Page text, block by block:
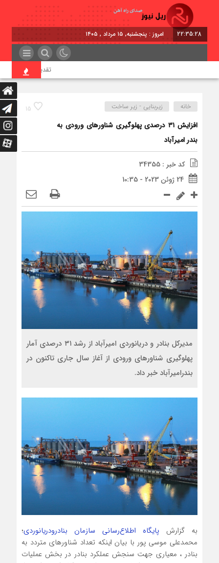
22:35:28 امروز : پنجشنبه, ۱۵ مرداد , ۱۴۰۵
تقدیر معاون اول
15 خانه زیربنایی - زیر ساخت
افزایش ۳۱ درصدی پهلوگیری شناورهای ورودی به
بندر امیرآباد
کد خبر : 34355
24 ژوئن 2023 - 10:35
مدیرکل بنادر و دریانوردی امیرآباد از رشد ۳۱ درصدی آمار
پهلوگیری شناورهای ورودی از آغاز سال جاری تاکنون در
بندرامیرآباد خبر داد.
به گزارش پایگاه اطلاع‌رسانی سازمان بنادرودریانوردی؛
محمدعلی موسی پور با بیان اینکه تعداد شناورهای متردد به
بنادر ، معیاری جهت سنجش عملکرد بنادر در بخش عملیات